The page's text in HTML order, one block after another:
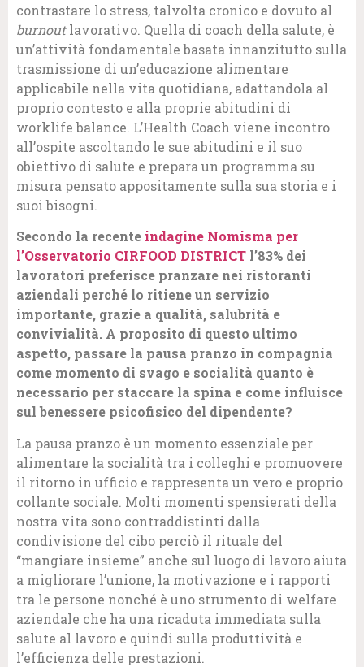
contrastare lo stress, talvolta cronico e dovuto al
burnoutlavorativo. Quella di coach della salute, è
un’attività fondamentale basata innanzitutto sulla
trasmissione di un’educazione alimentare
applicabile nella vita quotidiana, adattandola al
proprio contesto e alla proprie abitudini di
worklife balance. L’Health Coach viene incontro
all’ospite ascoltando le sue abitudini e il suo
obiettivo di salute e prepara un programma su
misura pensato appositamente sulla sua storia e i
suoi bisogni.
Secondo la recente indagine Nomisma per
l’Osservatorio CIRFOOD DISTRICT l’83% dei
lavoratori preferisce pranzare nei ristoranti
aziendali perché lo ritiene un servizio
importante, grazie a qualità, salubrità e
convivialità. A proposito di questo ultimo
aspetto, passare la pausa pranzo in compagnia
come momento di svago e socialità quanto è
necessario per staccare la spina e come influisce
sul benessere psicofisico del dipendente?
La pausa pranzo è un momento essenziale per
alimentare la socialità tra i colleghi e promuovere
il ritorno in ufficio e rappresenta un vero e proprio
collante sociale. Molti momenti spensierati della
nostra vita sono contraddistinti dalla
condivisione del cibo perciò il rituale del
“mangiare insieme” anche sul luogo di lavoro aiuta
a migliorare l’unione, la motivazione e i rapporti
tra le persone nonché è uno strumento di welfare
aziendale che ha una ricaduta immediata sulla
salute al lavoro e quindi sulla produttività e
l’efficienza delle prestazioni.